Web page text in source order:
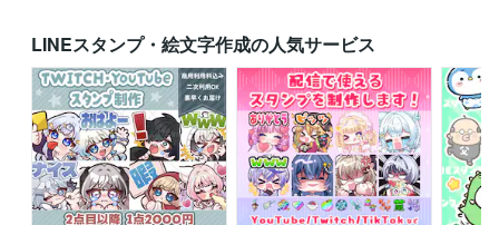
LINEスタンプ・絵文字作成の人気サービス